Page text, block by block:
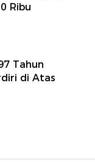
Ribu
Tahun
di Atas